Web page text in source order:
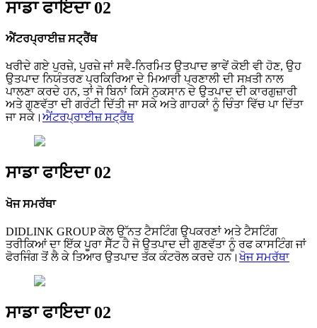
ਸਾਡਾ ਫਾਇਦਾ 02
ਐਂਟਰਪ੍ਰਾਈਜ਼ ਸਟ੍ਰੈਂਥ
ਖਰੀਦੇ ਗਏ ਪੁਰਜ਼ੇ, ਪੁਰਜ਼ੇ ਜਾਂ ਸਵੈ-ਨਿਰਮਿਤ ਉਤਪਾਦ ਭਾਵੇਂ ਕੋਈ ਵੀ ਹੋਣ, ਉਹ
ਉਤਪਾਦ ਨਿਯੰਤਰਣ ਪ੍ਰਕਿਰਿਆ ਦੇ ਮਿਆਰੀ ਪ੍ਰਣਾਲੀ ਦੀ ਸਖ਼ਤੀ ਨਾਲ
ਪਾਲਣਾ ਕਰਦੇ ਹਨ, ਤਾਂ ਜੋ ਬਿਨਾਂ ਕਿਸੇ ਨੁਕਸਾਨ ਦੇ ਉਤਪਾਦ ਦੀ ਕਾਰਗੁਜ਼ਾਰੀ
ਅਤੇ ਗੁਣਵੱਤਾ ਦੀ ਗਰੰਟੀ ਦਿੱਤੀ ਜਾ ਸਕੇ ਅਤੇ ਗਾਹਕਾਂ ਨੂੰ ਚਿੰਤਾ ਵਿੱਚ ਪਾ ਦਿੱਤਾ
ਜਾ ਸਕੇ। ਐਂਟਰਪ੍ਰਾਈਜ਼ ਸਟ੍ਰੈਂਥ
ਸਾਡਾ ਫਾਇਦਾ 02
ਖੋਜ ਸਮਰੱਥਾ
DIDLINK GROUP ਕੋਲ ਉੱਨਤ ਟੈਸਟਿੰਗ ਉਪਕਰਣਾਂ ਅਤੇ ਟੈਸਟਿੰਗ
ਤਰੀਕਿਆਂ ਦਾ ਇੱਕ ਪੂਰਾ ਸੈੱਟ ਹੈ ਜੋ ਉਤਪਾਦ ਦੀ ਗੁਣਵੱਤਾ ਨੂੰ ਰਫ ਕਾਸਟਿੰਗ ਜਾਂ
ਫੋਰਜਿੰਗ ਤੋਂ ਲੈ ਕੇ ਤਿਆਰ ਉਤਪਾਦ ਤੱਕ ਕੰਟਰੋਲ ਕਰਦੇ ਹਨ।ਖੋਜ ਸਮਰੱਥਾ
ਸਾਡਾ ਫਾਇਦਾ 02